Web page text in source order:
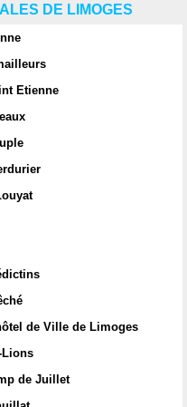
DE LIMOGES
Etienne
de Ville de Limoges
Lions
de Juillet